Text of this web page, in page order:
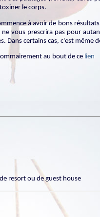
le corps.
à avoir de bons
vous prescrira pas pour
certains cas, c'est même
au bout de ce lien
resort ou de guest house